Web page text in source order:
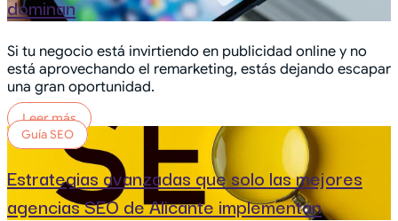
dominan
Si tu negocio está invirtiendo en publicidad online y no
está aprovechando el remarketing, estás dejando escapar
una gran oportunidad.
Leer más
Guía SEO
Estrategias avanzadas que solo las mejores
agencias SEO de Alicante implementan